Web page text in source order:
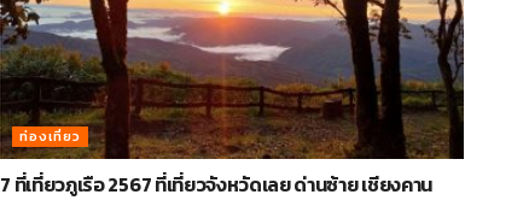
ท่องเที่ยว
7 ที่เที่ยวภูเรือ 2567 ที่เที่ยวจังหวัดเลย ด่านซ้าย เชียงคาน